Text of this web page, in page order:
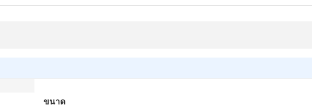
ขนาด